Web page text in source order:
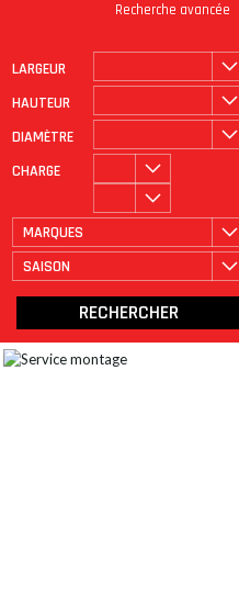
Recherche avancée
LARGEUR
HAUTEUR
DIAMÈTRE
CHARGE
MARQUES
SAISON